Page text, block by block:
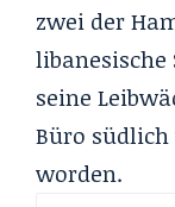
zwei der
seine
Büro
worden.